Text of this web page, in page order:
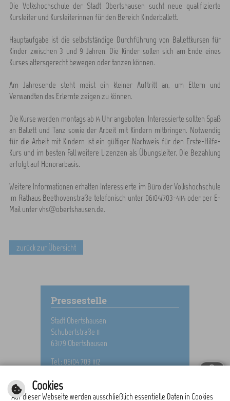
Die Volkshochschule der Stadt Obertshausen sucht neue qualifizierte
Kursleiter und Kursleiterinnen für den Bereich Kinderballett.
Hauptaufgabe ist die selbstständige Durchführung von Ballettkursen für
Kinder zwischen 3 und 9 Jahren. Die Kinder sollen sich am Ende eines
Kurses altersgerecht bewegen oder tanzen können.
Am Jahresende steht meist ein kleiner Auftritt an, um Eltern und
Verwandten das Erlernte zeigen zu können.
Die Kurse werden montags ab 14 Uhr angeboten. Interessierte sollten Spaß
an Ballett und Tanz sowie der Arbeit mit Kindern mitbringen. Notwendig
für die Arbeit mit Kindern ist ein gültiger Nachweis für den Erste-Hilfe-
Kurs und im besten Fall weitere Lizenzen als Übungsleiter. Die Bezahlung
erfolgt auf Honorarbasis.
Weitere Informationen erhalten Interessierte im Büro der Volkshochschule
im Rathaus Beethovenstraße telefonisch unter 06104/703-4114 oder per E-
Mail unter vhs@obertshausen.de.
zurück zur Übersicht
Pressestelle
Stadt Obertshausen
Schubertstraße 11
63179 Obertshausen
Tel.: 06104 703 1112
Cookies
Auf dieser Webseite werden ausschließlich essentielle Daten in Cookies